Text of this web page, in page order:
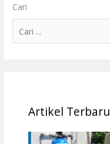
Cari
Artikel Terbaru